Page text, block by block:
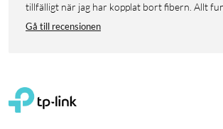
tillfälligt när jag har kopplat bort fibern. Allt
Gå till recensionen